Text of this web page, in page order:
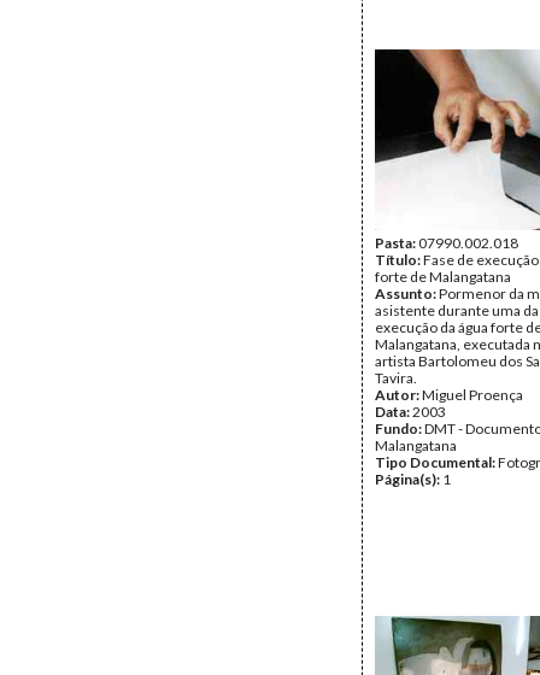
Pasta:07990.002.018
Título:Fase de execução
forte de Malangatana
Assunto:Pormenor da
asistente durante uma
execução da água forte
Malangatana, executada
artista Bartolomeu dos
Tavira.
Autor:Miguel Proença
Data:2003
Fundo:DMT -
Malangatana
Tipo Documental:
Página(s): 1